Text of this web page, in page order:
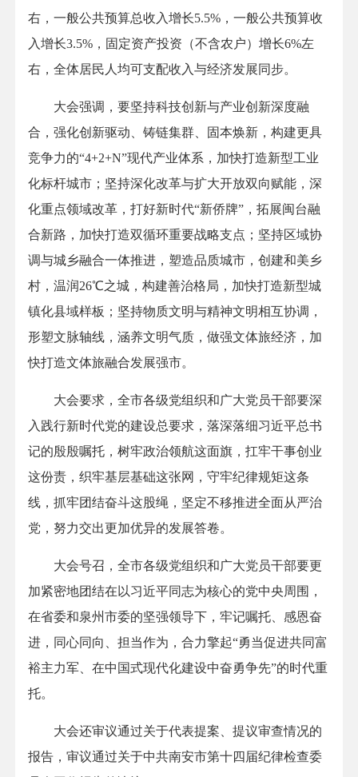
右，一般公共预算总收入增长5.5%，一般公共预算收
入增长3.5%，固定资产投资（不含农户）增长6%左
右，全体居民人均可支配收入与经济发展同步。
大会强调，要坚持科技创新与产业创新深度融
合，强化创新驱动、铸链集群、固本焕新，构建更具
竞争力的“4+2+N”现代产业体系，加快打造新型工业
化标杆城市；坚持深化改革与扩大开放双向赋能，深
化重点领域改革，打好新时代“新侨牌”，拓展闽台融
合新路，加快打造双循环重要战略支点；坚持区域协
调与城乡融合一体推进，塑造品质城市，创建和美乡
村，温润26℃之城，构建善治格局，加快打造新型城
镇化县域样板；坚持物质文明与精神文明相互协调，
形塑文脉轴线，涵养文明气质，做强文体旅经济，加
快打造文体旅融合发展强市。
大会要求，全市各级党组织和广大党员干部要深
入践行新时代党的建设总要求，落深落细习近平总书
记的殷殷嘱托，树牢政治领航这面旗，扛牢干事创业
这份责，织牢基层基础这张网，守牢纪律规矩这条
线，抓牢团结奋斗这股绳，坚定不移推进全面从严治
党，努力交出更加优异的发展答卷。
大会号召，全市各级党组织和广大党员干部要更
加紧密地团结在以习近平同志为核心的党中央周围，
在省委和泉州市委的坚强领导下，牢记嘱托、感恩奋
进，同心同向、担当作为，合力擎起“勇当促进共同富
裕主力军、在中国式现代化建设中奋勇争先”的时代重
托。
大会还审议通过关于代表提案、提议审查情况的
报告，审议通过关于中共南安市第十四届纪律检查委